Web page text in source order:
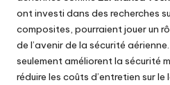
ont investi dans des recherches
composites, pourraient jouer un
de l’avenir de la sécurité
seulement améliorent la sécurité
réduire les coûts d’entretien sur le